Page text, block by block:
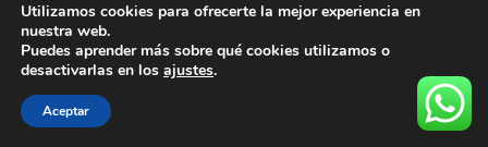
Utilizamos cookies para ofrecerte la mejor experiencia en
nuestra web.
Puedes aprender más sobre qué cookies utilizamos o
desactivarlas en los ajustes.
Aceptar